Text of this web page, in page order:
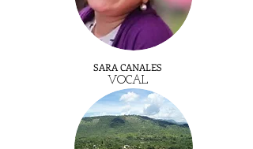
SARA CANALES
VOCAL